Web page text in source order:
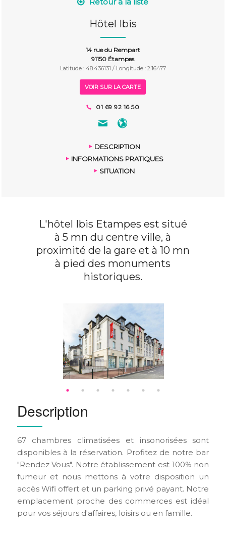
Hôtel Ibis
14 rue du Rempart
91150 Étampes
Latitude : 48.436131 / Longitude : 2.16477
VOIR SUR LA CARTE
01 69 92 16 50
DESCRIPTION
INFORMATIONS PRATIQUES
SITUATION
L'hôtel Ibis Etampes est situé
à 5 mn du centre ville, à
proximité de la gare et à 10 mn
à pied des monuments
historiques.
Description
67 chambres climatisées et insonorisées sont
disponibles à la réservation. Profitez de notre bar
"Rendez Vous". Notre établissement est 100% non
fumeur et nous mettons à votre disposition un
accès Wifi offert et un parking privé payant. Notre
emplacement proche des commerces est idéal
pour vos séjours d'affaires, loisirs ou en famille.